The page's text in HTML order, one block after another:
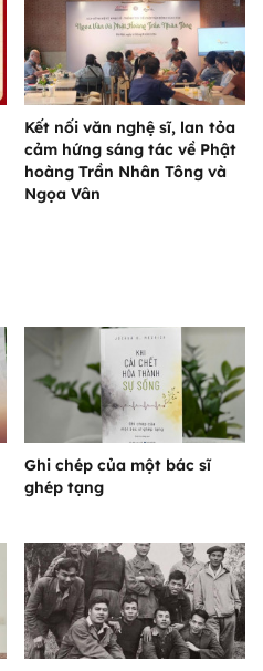
Kết nối văn nghệ sĩ, lan tỏa
cảm hứng sáng tác về Phật
hoàng Trần Nhân Tông và
Ngọa Vân
Ghi chép của một bác sĩ
ghép tạng